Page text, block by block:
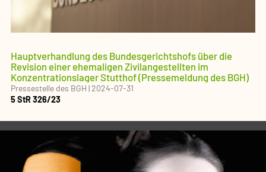
Hauptverhandlung des Bundesgerichtshofs über die
Revision einer ehemaligen Zivilangestellten im
Konzentrationslager Stutthof (Pressemeldung des BGH)
Pressestelle des BGH |2024-07-31
5 StR 326/23